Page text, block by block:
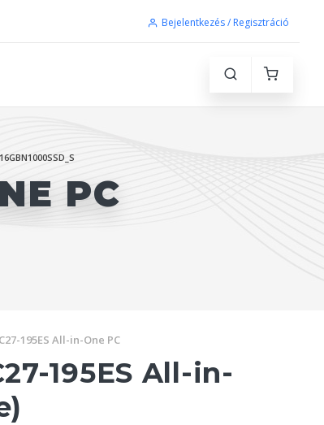
Bejelentkezés / Regisztráció
PC
195ES All-in-One PC
195ES All-in-